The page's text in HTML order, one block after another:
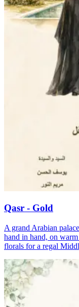
Qasr - Gold
A grand Arabian
hand in hand, on
florals for a regal